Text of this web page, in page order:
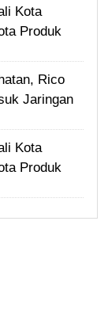
Kota
Produk
Rico
Jaringan
Kota
Produk